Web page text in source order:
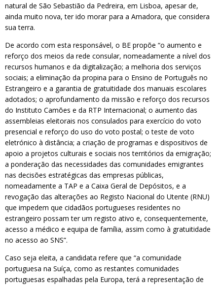
natural de São Sebastião da Pedreira, em Lisboa, apesar de,
ainda muito nova, ter ido morar para a Amadora, que considera
sua terra.
De acordo com esta responsável, o BE propõe “o aumento e
reforço dos meios da rede consular, nomeadamente a nível dos
recursos humanos e da digitalização; a melhoria dos serviços
sociais; a eliminação da propina para o Ensino de Português no
Estrangeiro e a garantia de gratuitidade dos manuais escolares
adotados; o aprofundamento da missão e reforço dos recursos
do Instituto Camões e da RTP Internacional; o aumento das
assembleias eleitorais nos consulados para exercício do voto
presencial e reforço do uso do voto postal; o teste de voto
eletrónico à distância; a criação de programas e dispositivos de
apoio a projetos culturais e sociais nos territórios da emigração;
a ponderação das necessidades das comunidades emigrantes
nas decisões estratégicas das empresas públicas,
nomeadamente a TAP e a Caixa Geral de Depósitos, e a
revogação das alterações ao Registo Nacional do Utente (RNU)
que impedem que cidadãos portugueses residentes no
estrangeiro possam ter um registo ativo e, consequentemente,
acesso a médico e equipa de família, assim como à gratuitidade
no acesso ao SNS”.
Caso seja eleita, a candidata refere que “a comunidade
portuguesa na Suíça, como as restantes comunidades
portuguesas espalhadas pela Europa, terá a representação de